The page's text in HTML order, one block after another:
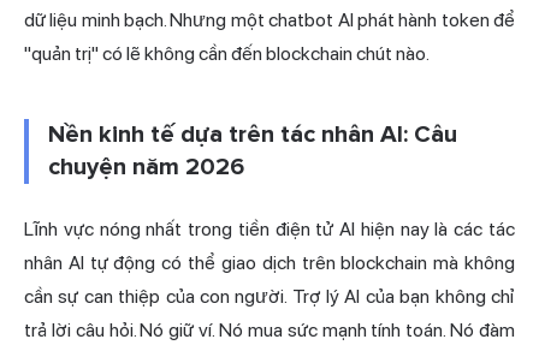
dữ liệu minh bạch. Nhưng một chatbot AI phát hành token để
"quản trị" có lẽ không cần đến blockchain chút nào.
Nền kinh tế dựa trên tác nhân AI: Câu
chuyện năm 2026
Lĩnh vực nóng nhất trong tiền điện tử AI hiện nay là các tác
nhân AI tự động có thể giao dịch trên blockchain mà không
cần sự can thiệp của con người. Trợ lý AI của bạn không chỉ
trả lời câu hỏi. Nó giữ ví. Nó mua sức mạnh tính toán. Nó đàm